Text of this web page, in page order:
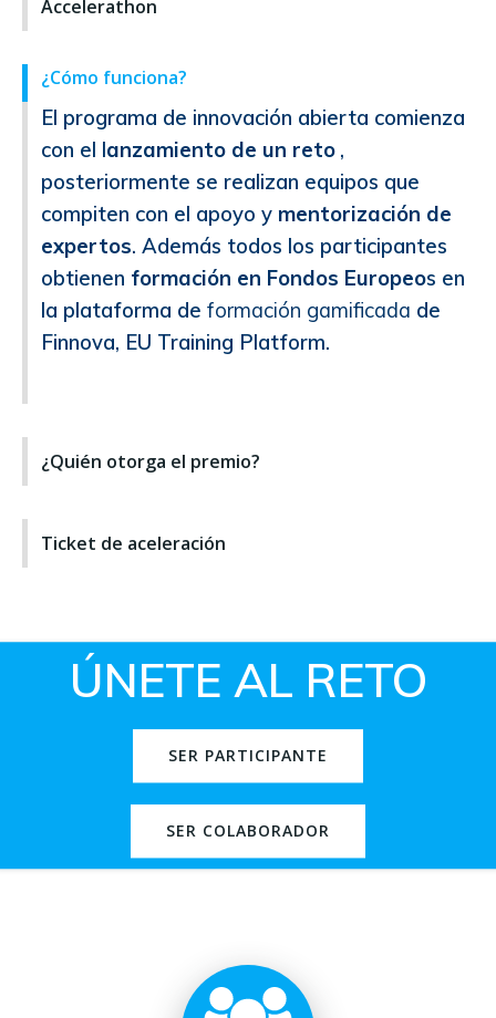
Accelerathon
¿Cómo funciona?
El programa de innovación abierta comienza
con el lanzamiento de un reto ,
posteriormente se realizan equipos que
compiten con el apoyo y mentorización de
expertos. Además todos los participantes
obtienen formación en Fondos Europeos en
la plataforma de formación gamificada de
Finnova, EU Training Platform.
¿Quién otorga el premio?
Ticket de aceleración
ÚNETE AL RETO
SER PARTICIPANTE
SER COLABORADOR